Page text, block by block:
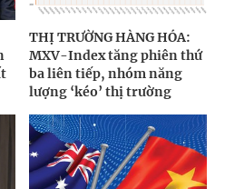
THỊ TRƯỜNG HÀNG HÓA:
MXV-Index tăng phiên thứ
ba liên tiếp, nhóm năng
lượng ‘kéo’ thị trường